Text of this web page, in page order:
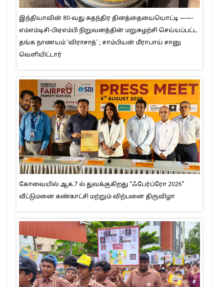
இந்தியாவின் 80-வது சுதந்திர தினத்தையையொட்டி ——-
எம்எம்டிசி-பிஏஎம்பி நிறுவனத்தின் மறுசுழற்சி செய்யப்பட்ட
தங்க நாணயம் ‘விராசாத்’ ; சாம்பியன் மீராபாய் சானு
வெளியிட்டார்
கோவையில் ஆக.7 ல் துவக்குகிறது “ஃபேர்ப்ரோ 2026”
வீட்டுமனை கண்காட்சி மற்றும் விற்பனை திருவிழா